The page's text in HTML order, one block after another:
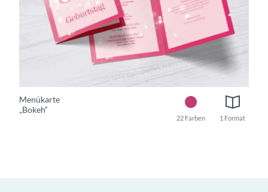
Menükarte
„Bokeh“
1 Format
22 Farben